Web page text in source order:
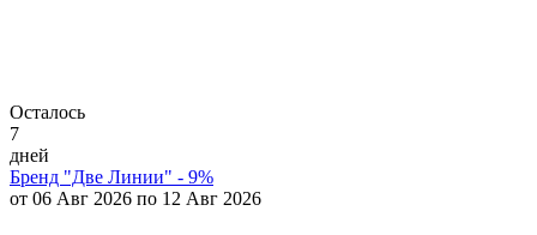
Осталось
7
дней
Бренд "Две Линии" - 9%
от 06 Авг 2026 по 12 Авг 2026